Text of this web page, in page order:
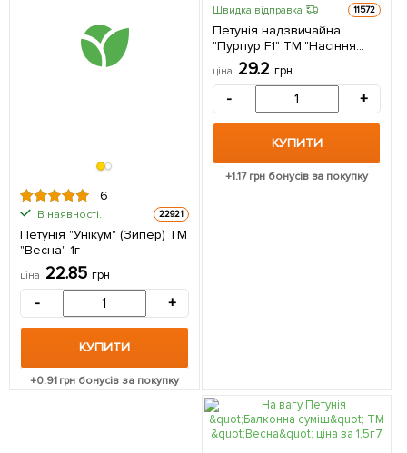
6
В наявності. 22921
Петунія "Унікум" (Зипер) ТМ
"Весна" 1г
ціна 22.85 грн
- +
КУПИТИ
+0.91грн бонусів за покупку
Швидка відправка 11572
Петунія надзвичайна
"Пурпур F1" ТМ "Насіння
України" 10 шт
ціна 29.2 грн
- +
КУПИТИ
+1.17грн бонусів за покупку